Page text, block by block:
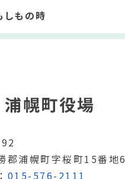
しもの時
浦幌町役場
郡浦幌町字桜町15番地6
015-576-2111